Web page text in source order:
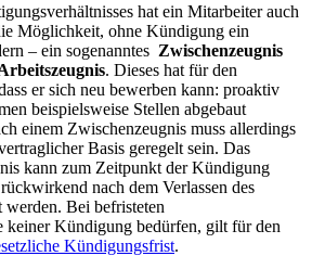
hat ein Mitarbeiter auch
Möglichkeit, ohne Kündigung ein
– ein sogenanntes Zwischenzeugnis
. Dieses hat für den
er sich neu bewerben kann: proaktiv
beispielsweise Stellen abgebaut
einem Zwischenzeugnis muss allerdings
Basis geregelt sein. Das
kann zum Zeitpunkt der Kündigung
nach dem Verlassen des
werden. Bei befristeten
keiner Kündigung bedürfen, gilt für den
Kündigungsfrist.